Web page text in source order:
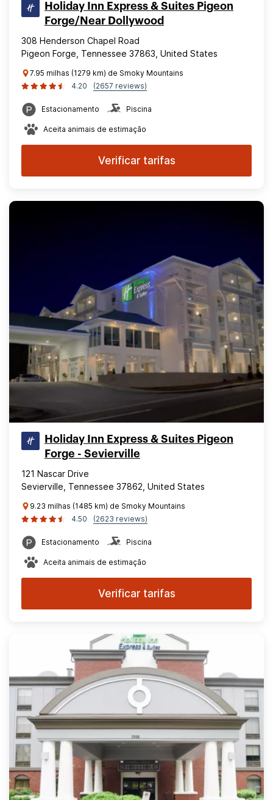
Holiday Inn Express & Suites Pigeon
Forge/Near Dollywood
308 Henderson Chapel Road
Pigeon Forge, Tennessee 37863, United States
7.95 milhas (1279 km) de Smoky Mountains
4.20
(2657 reviews)
Estacionamento Piscina
Aceita animais de estimação
Verificar tarifas
Holiday Inn Express & Suites Pigeon
Forge - Sevierville
121 Nascar Drive
Sevierville, Tennessee 37862, United States
9.23 milhas (1485 km) de Smoky Mountains
4.50
(2623 reviews)
Estacionamento Piscina
Aceita animais de estimação
Verificar tarifas